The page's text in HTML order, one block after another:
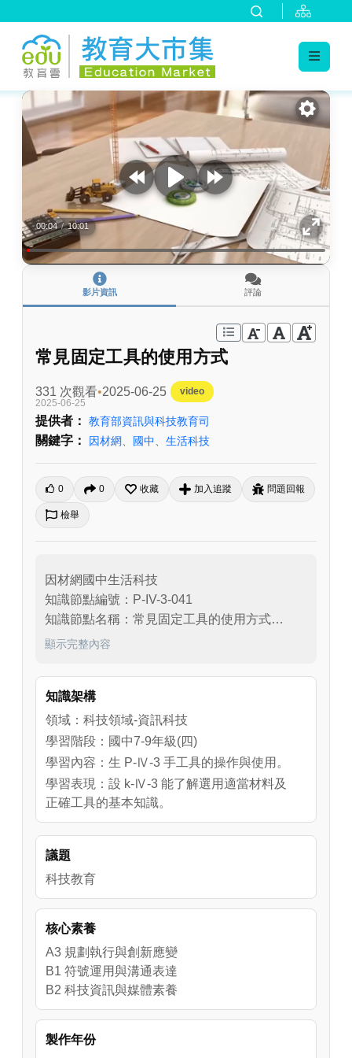
:::
00:04 / 10:01
影片資訊 評論
常見固定工具的使用方式
331 次觀看 2025-06-25
video
2025-06-25
提供者： 教育部資訊與科技教育司
關鍵字： 因材網 國中 生活科技
0 0 收藏 加入追蹤 問題回報
檢舉
因材網國中生活科技
知識節點編號：P-IV-3-041
知識節點名稱：常見固定工具的使用方式
適用年級：七年級
顯示完整內容
知識架構
領域：科技領域-資訊科技
學習階段：國中7-9年級(四)
學習內容：生 P-Ⅳ-3 手工具的操作與使用。
學習表現：設 k-Ⅳ-3 能了解選用適當材料及
正確工具的基本知識。
議題
科技教育
核心素養
A3 規劃執行與創新應變
B1 符號運用與溝通表達
B2 科技資訊與媒體素養
製作年份